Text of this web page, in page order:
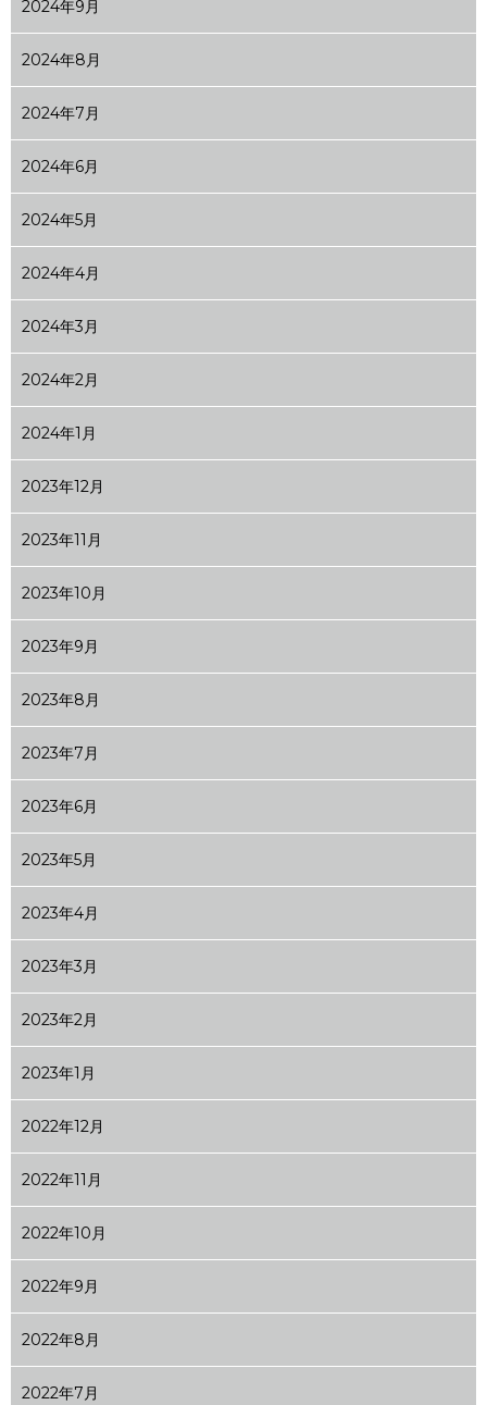
2024年9月
2024年8月
2024年7月
2024年6月
2024年5月
2024年4月
2024年3月
2024年2月
2024年1月
2023年12月
2023年11月
2023年10月
2023年9月
2023年8月
2023年7月
2023年6月
2023年5月
2023年4月
2023年3月
2023年2月
2023年1月
2022年12月
2022年11月
2022年10月
2022年9月
2022年8月
2022年7月